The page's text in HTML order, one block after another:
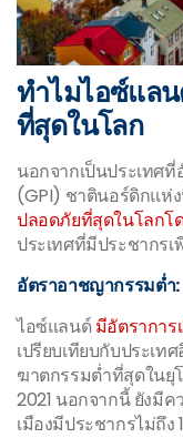
ทำไมไอซ์แล
ที่สุดในโลก
นอกจากเป็นประเทศ
(GPI) ชาตินอร์ดิกแห่
ปลอดภัยที่สุดในโลกโ
ประเทศที่มีประชากร
อัตราอาชญากรรมต่ำ:
ไอซ์แลนด์ มีอัตรากา
เปรียบเทียบกับประเท
ฆาตกรรมต่ำที่สุดในยุ
2021 นอกจากนี้ ยังมีค
เมืองมีประชากรไม่ถึง